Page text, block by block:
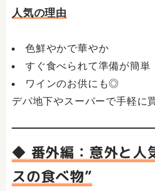
人気の理由
色鮮やかで華やか
すぐ食べられて準備が簡単
ワインのお供にも◎
デパ地下やスーパーで手軽に
◆ 番外編：意外と人
スの食べ物”